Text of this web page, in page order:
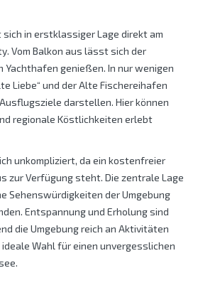
in erstklassiger Lage direkt am
Vom Balkon aus lässt sich der
Yachthafen genießen. In nur wenigen
Liebe“ und der Alte Fischereihafen
darstellen. Hier können
regionale Köstlichkeiten erlebt
unkompliziert, da ein kostenfreier
zur Verfügung steht. Die zentrale Lage
Sehenswürdigkeiten der Umgebung
Entspannung und Erholung sind
die Umgebung reich an Aktivitäten
Wahl für einen unvergesslichen